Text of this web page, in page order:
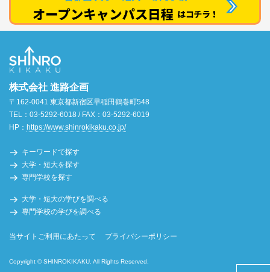
株式会社 進路企画
〒162-0041 東京都新宿区早稲田鶴巻町548
TEL：03-5292-6018 / FAX：03-5292-6019
HP： https://www.shinrokikaku.co.jp/
キーワードで探す
大学・短大を探す
専門学校を探す
大学・短大の学びを調べる
専門学校の学びを調べる
当サイトご利用にあたって プライバシーポリシー
Copyright © SHINROKIKAKU. All Rights Reserved.